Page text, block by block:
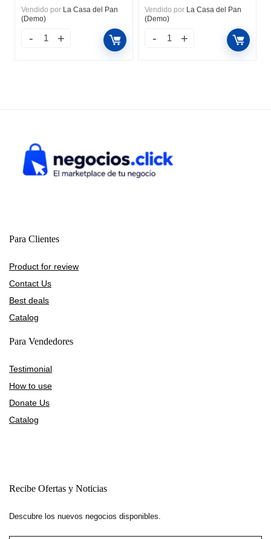
Vendido por La Casa del Pan
(Demo)
Vendido por La Casa del Pan
(Demo)
Para Clientes
Product for review
Contact Us
Best deals
Catalog
Para Vendedores
Testimonial
How to use
Donate Us
Catalog
Recibe Ofertas y Noticias
Descubre los nuevos negocios disponibles.